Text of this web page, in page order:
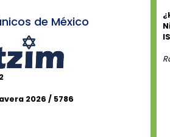
de México
2026 / 5786